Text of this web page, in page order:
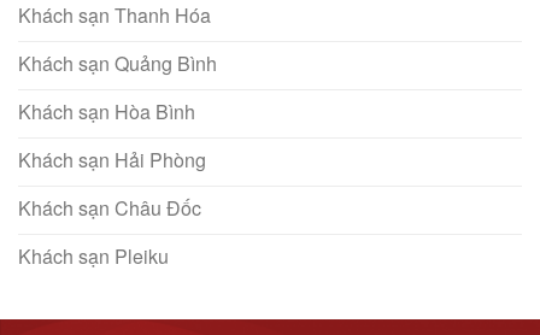
Khách sạn Thanh Hóa
Khách sạn Quảng Bình
Khách sạn Hòa Bình
Khách sạn Hải Phòng
Khách sạn Châu Đốc
Khách sạn Pleiku